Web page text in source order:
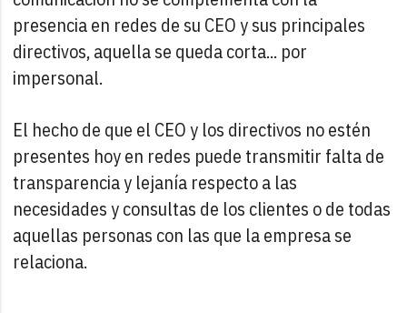
presencia en redes de su CEO y sus principales
directivos, aquella se queda corta... por
impersonal.
El hecho de que el CEO y los directivos no estén
presentes hoy en redes puede transmitir falta de
transparencia y lejanía respecto a las
necesidades y consultas de los clientes o de todas
aquellas personas con las que la empresa se
relaciona.